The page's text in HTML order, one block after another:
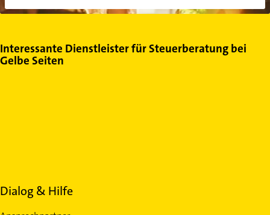
Interessante Dienstleister für Steuerberatung bei
Gelbe Seiten
Dialog & Hilfe